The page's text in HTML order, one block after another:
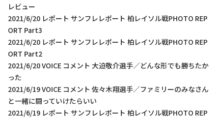
レビュー
2021/6/20 レポート サンフレレポート 柏レイソル戦PHOTO REP
ORT Part3
2021/6/20 レポート サンフレレポート 柏レイソル戦PHOTO REP
ORT Part2
2021/6/20 VOICE コメント 大迫敬介選手／どんな形でも勝ちたか
った
2021/6/19 VOICE コメント 佐々木翔選手／ファミリーのみなさん
と一緒に闘っていけたらいい
2021/6/19 レポート サンフレレポート 柏レイソル戦PHOTO REP